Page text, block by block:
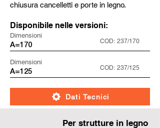
chiusura cancelletti e porte in legno.
Disponibile nelle versioni:
Dimensioni
A=170
COD: 237/170
Dimensioni
A=125
COD: 237/125
Dati Tecnici
Per strutture in legno